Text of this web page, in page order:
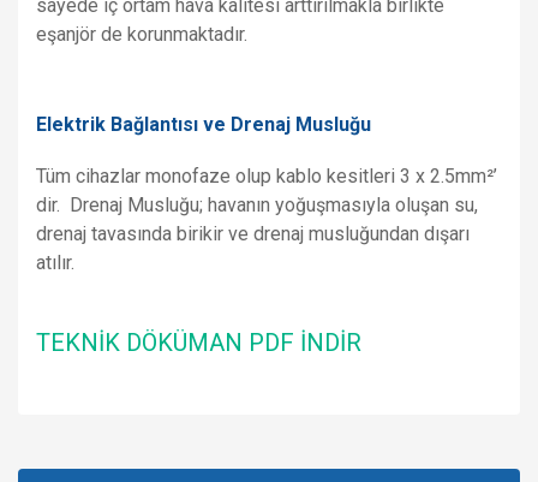
sayede iç ortam hava kalitesi arttırılmakla birlikte
eşanjör de korunmaktadır.
Elektrik Bağlantısı ve Drenaj Musluğu
Tüm cihazlar monofaze olup kablo kesitleri 3 x 2.5mm²’
dir. Drenaj Musluğu; havanın yoğuşmasıyla oluşan su,
drenaj tavasında birikir ve drenaj musluğundan dışarı
atılır.
TEKNİK DÖKÜMAN PDF İNDİR
kullanarak tarafımıza iletebilirsiniz.